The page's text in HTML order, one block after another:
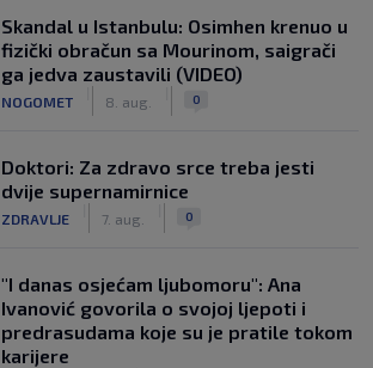
Skandal u Istanbulu: Osimhen krenuo u
fizički obračun sa Mourinom, saigrači
ga jedva zaustavili (VIDEO)
NOGOMET 8. aug. 0
Doktori: Za zdravo srce treba jesti
dvije supernamirnice
ZDRAVLJE 7. aug. 0
"I danas osjećam ljubomoru": Ana
Ivanović govorila o svojoj ljepoti i
predrasudama koje su je pratile tokom
karijere